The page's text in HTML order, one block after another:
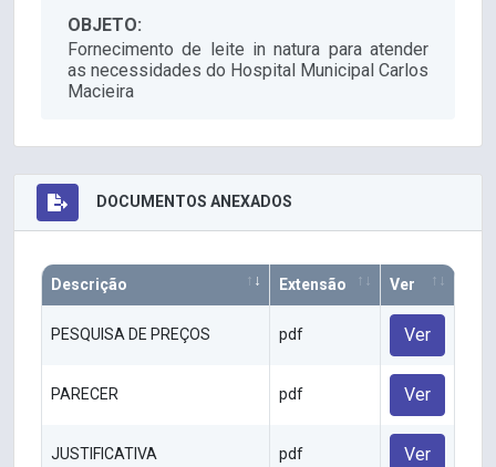
OBJETO:
Fornecimento de leite in natura para atender
as necessidades do Hospital Municipal Carlos
Macieira
DOCUMENTOS ANEXADOS
Descrição Extensão Ver
PESQUISA DE PREÇOS pdf Ver
PARECER pdf Ver
JUSTIFICATIVA pdf Ver